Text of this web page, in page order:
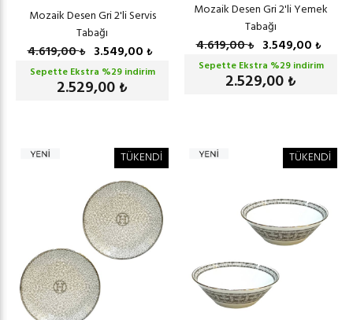
Mozaik Desen Gri 2'li Servis
Tabağı
4.619,00₺ 3.549,00 ₺
Sepette Ekstra %29indirim
2.529,00 ₺
Mozaik Desen Gri 2'li Yemek
Tabağı
4.619,00₺ 3.549,00 ₺
Sepette Ekstra %29indirim
2.529,00 ₺
TÜKENDİ TÜKENDİ